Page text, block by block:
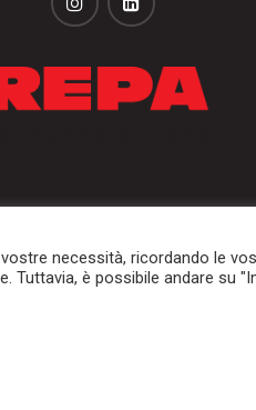
necessità, ricordando le
Tuttavia, è possibile andare su